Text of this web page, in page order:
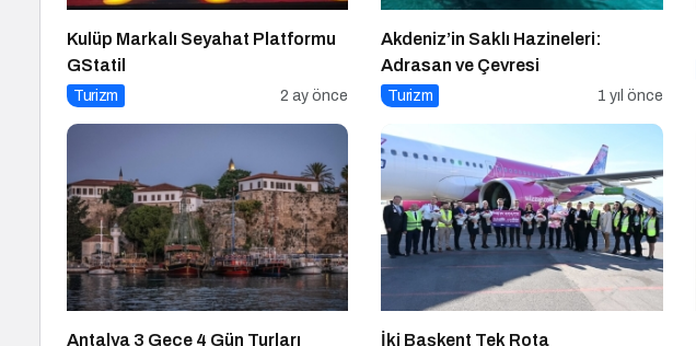
Kulüp Markalı Seyahat Platformu
GStatil
Turizm 2 ay önce
Akdeniz’in Saklı Hazineleri:
Adrasan ve Çevresi
Turizm 1 yıl önce
Antalya 3 Gece 4 Gün Turları İki Başkent Tek Rota